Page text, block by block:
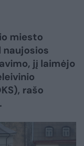
miesto
naujosios
jį laimėjo
rašo